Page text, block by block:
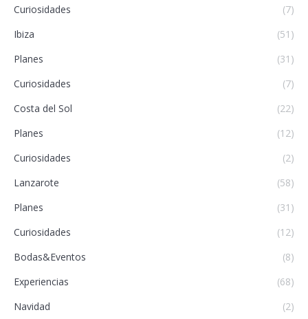
Curiosidades
(7)
Ibiza
(51)
Planes
(31)
Curiosidades
(7)
Costa del Sol
(22)
Planes
(12)
Curiosidades
(2)
Lanzarote
(58)
Planes
(31)
Curiosidades
(12)
Bodas&Eventos
(8)
Experiencias
(68)
Navidad
(2)